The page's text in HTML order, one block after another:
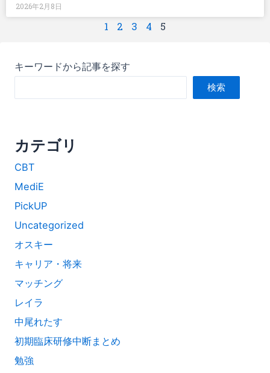
2026年2月8日
1 2 3 4 5
キーワードから記事を探す
検索
カテゴリ
CBT
MediE
PickUP
Uncategorized
オスキー
キャリア・将来
マッチング
レイラ
中尾れたす
初期臨床研修中断まとめ
勉強